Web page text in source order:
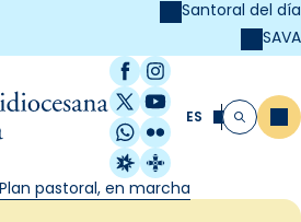
Santoral del día
SAVA
Facebook
Instagram
X / Twitter
YouTube
WhatsApp
Flickr
Radio Estel
Catalunya
ES Buscar
pastoral, en marcha